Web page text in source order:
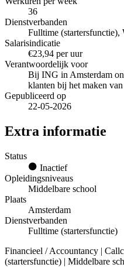
36
Dienstverbanden
Fulltime
Salarisindicatie
€23,94 per uur
Verantwoordelijk voor
Bij ING in Amsterdam
klanten bij het maken
Gepubliceerd op
22-05-2026
Extra informatie
Status
Inactief
Opleidingsniveaus
Middelbare school
Plaats
Amsterdam
Dienstverbanden
Fulltime (startersfunctie)
Financieel / Accountancy |
(startersfunctie) | Middelbare